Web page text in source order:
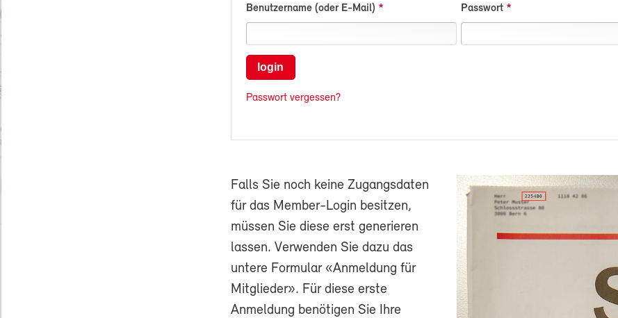
Benutzername (oder E-Mail) Passwort
login
Passwort vergessen?
Falls Sie noch keine Zugangsdaten
für das Member-Login besitzen,
müssen Sie diese erst generieren
lassen. Verwenden Sie dazu das
untere Formular «Anmeldung für
Mitglieder». Für diese erste
Anmeldung benötigen Sie Ihre